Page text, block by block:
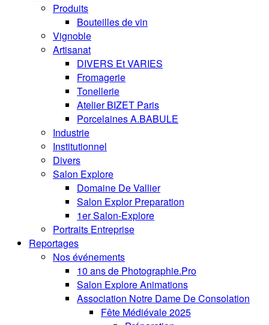
Produits
Bouteilles de vin
Vignoble
Artisanat
DIVERS Et VARIES
Fromagerie
Tonellerie
Atelier BIZET Paris
Porcelaines A.BABULE
Industrie
Institutionnel
Divers
Salon Explore
Domaine De Vallier
Salon Explor Preparation
1er Salon-Explore
Portraits Entreprise
Reportages
Nos événements
10 ans de Photographie.Pro
Salon Explore Animations
Association Notre Dame De Consolation
Fête Médiévale 2025